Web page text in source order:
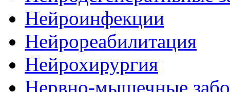
Нейроинфекции
Нейрореабилитация
Нейрохирургия
Нервно-мышечные